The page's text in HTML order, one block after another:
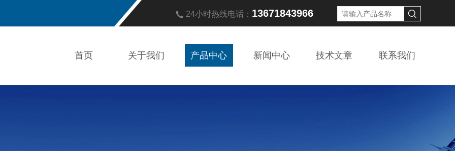
24小时热线电话： 13671843966
首页 关于我们 产品中心 新闻中心 技术文章 联系我们